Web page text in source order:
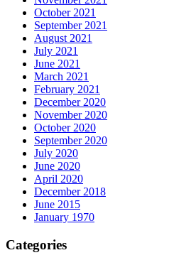
October 2021
September 2021
August 2021
July 2021
June 2021
March 2021
February 2021
December 2020
November 2020
October 2020
September 2020
July 2020
June 2020
April 2020
December 2018
June 2015
January 1970
Categories